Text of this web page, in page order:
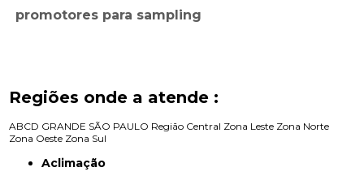
promotores para sampling
Regiões onde a atende :
ABCD GRANDE SÃO PAULO Região Central Zona Leste Zona Norte
Zona Oeste Zona Sul
Aclimação